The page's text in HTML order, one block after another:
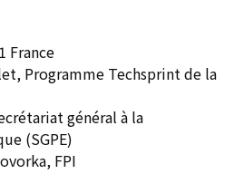
France
Programme Techsprint de la
général à la
(SGPE)
FPI